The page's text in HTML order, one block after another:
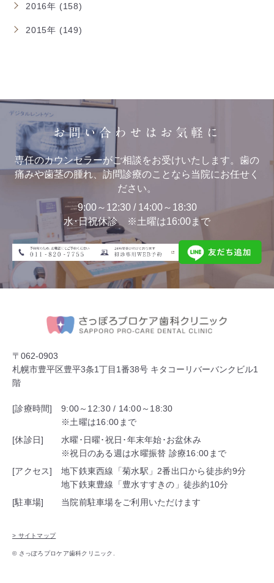
2016年 (158)
2015年 (149)
お問い合わせはお気軽に
専任のカウンセラーがご相談をお受けいたします。歯の
痛みや歯茎の腫れ、訪問診療のことなら当院にお任せく
ださい。
9:00～12:30 / 14:00～18:30
水･日祝休診 ※土曜は16:00まで
〒062-0903
札幌市豊平区豊平3条1丁目1番38号 キタコーリバーバンクビル1
階
[診療時間]
9:00～12:30 / 14:00～18:30
※土曜は16:00まで
[休診日]
水曜･日曜･祝日･年末年始･お盆休み
※祝日のある週は水曜振替 診療16:00まで
[アクセス]
地下鉄東西線「菊水駅」2番出口から徒歩約9分
地下鉄東豊線「豊水すすきの」徒歩約10分
[駐車場]
当院前駐車場をご利用いただけます
> サイトマップ
© さっぽろプロケア歯科クリニック.